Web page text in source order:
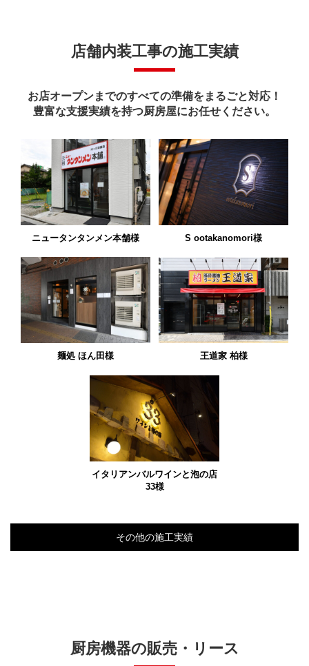
店舗内装工事の施工実績
お店オープンまでのすべての準備をまるごと対応！
豊富な支援実績を持つ厨房屋にお任せください。
ニュータンタンメン本舗様 S ootakanomori様
麺処 ほん田様 王道家 柏様
イタリアンバルワインと泡の店
33様
その他の施工実績
厨房機器の販売・リース